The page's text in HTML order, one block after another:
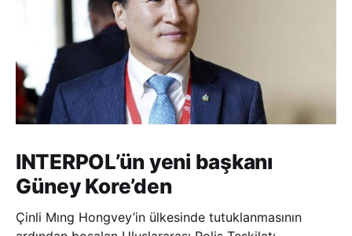
INTERPOL’ün yeni başkanı
Güney Kore’den
Çinli Mıng Hongvey’in ülkesinde tutuklanmasının